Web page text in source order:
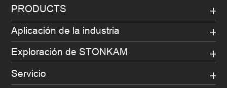
PRODUCTS
Aplicación de la industria
Exploración de STONKAM
Servicio